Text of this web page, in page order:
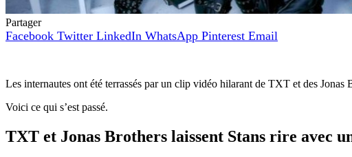
Partager
Facebook Twitter LinkedIn WhatsApp Pinterest Email
Les internautes ont été terrassés par un clip vidéo hilarant de TXT et des
Voici ce qui s’est passé.
TXT et Jonas Brothers laissent Stans rire avec